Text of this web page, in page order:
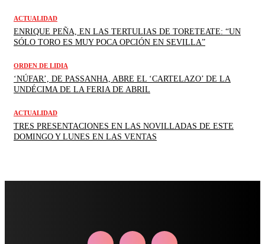
ACTUALIDAD
ENRIQUE PEÑA, EN LAS TERTULIAS DE TORETEATE: “UN
SÓLO TORO ES MUY POCA OPCIÓN EN SEVILLA”
ORDEN DE LIDIA
‘NÚFAR’, DE PASSANHA, ABRE EL ‘CARTELAZO’ DE LA
UNDÉCIMA DE LA FERIA DE ABRIL
ACTUALIDAD
TRES PRESENTACIONES EN LAS NOVILLADAS DE ESTE
DOMINGO Y LUNES EN LAS VENTAS